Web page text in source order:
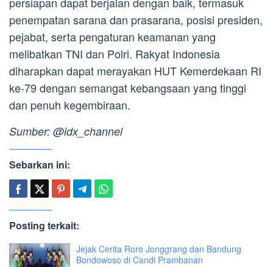
penempatan sarana dan prasarana, posisi presiden,
pejabat, serta pengaturan keamanan yang
melibatkan TNI dan Polri. Rakyat Indonesia
diharapkan dapat merayakan HUT Kemerdekaan RI
ke-79 dengan semangat kebangsaan yang tinggi
dan penuh kegembiraan.
Sumber: @idx_channel
Sebarkan ini:
Posting terkait:
Jejak Cerita Roro Jonggrang dan Bandung
Bondowoso di Candi Prambanan